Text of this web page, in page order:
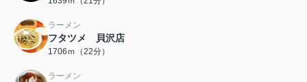
ラーメン
フタツメ 貝沢店
1706ｍ（22分）
ラーメン